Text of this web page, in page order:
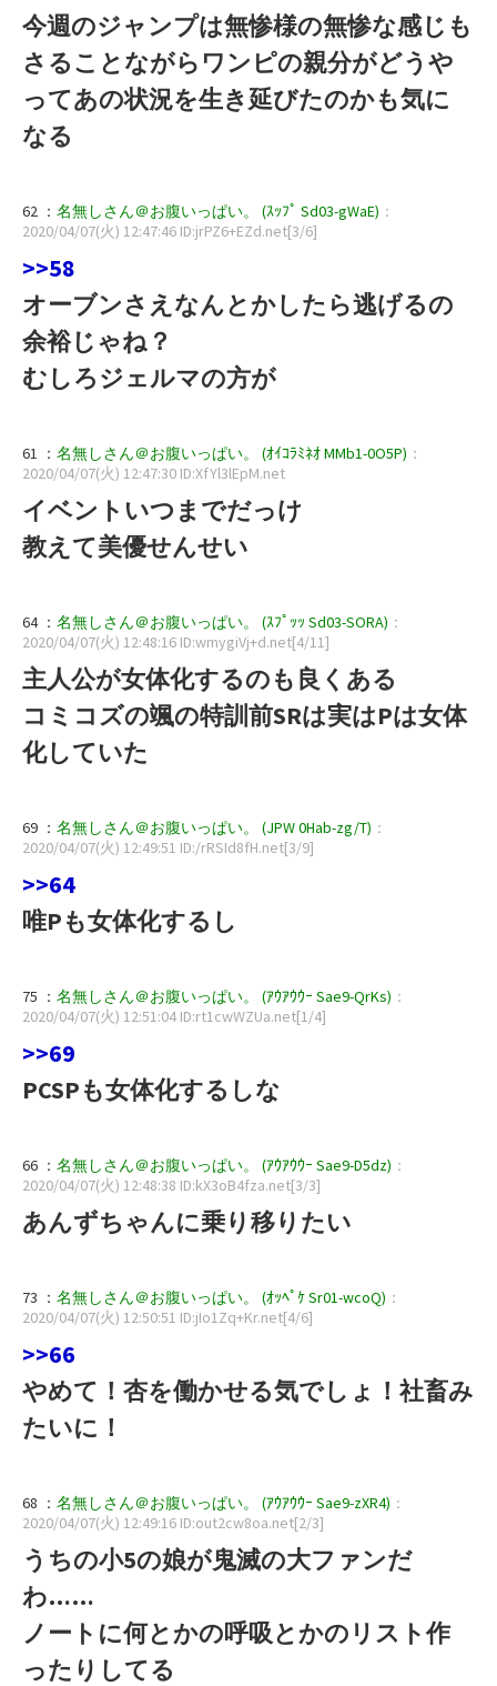
今週のジャンプは無惨様の無惨な感じも
さることながらワンピの親分がどうや
ってあの状況を生き延びたのかも気に
なる
62 ： 名無しさん＠お腹いっぱい。 (ｽｯﾌﾟ Sd03-gWaE) ：
2020/04/07(火) 12:47:46 ID:jrPZ6+EZd.net[3/6]
>>58
オーブンさえなんとかしたら逃げるの
余裕じゃね？
むしろジェルマの方が
61 ： 名無しさん＠お腹いっぱい。 (ｵｲｺﾗﾐﾈｵ MMb1-0O5P) ：
2020/04/07(火) 12:47:30 ID:XfYl3lEpM.net
イベントいつまでだっけ
教えて美優せんせい
64 ： 名無しさん＠お腹いっぱい。 (ｽﾌﾟｯｯ Sd03-SORA) ：
2020/04/07(火) 12:48:16 ID:wmygiVj+d.net[4/11]
主人公が女体化するのも良くある
コミコズの颯の特訓前SRは実はPは女体
化していた
69 ： 名無しさん＠お腹いっぱい。 (JPW 0Hab-zg/T) ：
2020/04/07(火) 12:49:51 ID:/rRSId8fH.net[3/9]
>>64
唯Pも女体化するし
75 ： 名無しさん＠お腹いっぱい。 (ｱｳｱｳｳｰ Sae9-QrKs) ：
2020/04/07(火) 12:51:04 ID:rt1cwWZUa.net[1/4]
>>69
PCSPも女体化するしな
66 ： 名無しさん＠お腹いっぱい。 (ｱｳｱｳｳｰ Sae9-D5dz) ：
2020/04/07(火) 12:48:38 ID:kX3oB4fza.net[3/3]
あんずちゃんに乗り移りたい
73 ： 名無しさん＠お腹いっぱい。 (ｵｯﾍﾟｹ Sr01-wcoQ) ：
2020/04/07(火) 12:50:51 ID:jIo1Zq+Kr.net[4/6]
>>66
やめて！杏を働かせる気でしょ！社畜み
たいに！
68 ： 名無しさん＠お腹いっぱい。 (ｱｳｱｳｳｰ Sae9-zXR4) ：
2020/04/07(火) 12:49:16 ID:out2cw8oa.net[2/3]
うちの小5の娘が鬼滅の大ファンだ
わ……
ノートに何とかの呼吸とかのリスト作
ったりしてる